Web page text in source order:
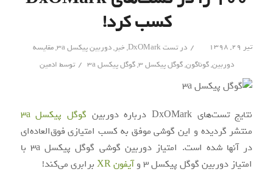
کسب کرد!
تیر ۲۹, ۱۳۹۸ / درتست DxOMark ,خبر,دوربین پیکسل 3a ,مقایسه
دوربین,گوناگون,گوگل پیکسل 3 ,گوگل پیکسل 3a / توسط ادمین
نتایج تست‌های DxOMark درباره دوربین
گوگل پیکسل 3a
منتشر گردیده و این گوشی موفق به کسب امتیازی فوق‌العاده‌ای
در آنها شده است. امتیاز دوربین گوشی گوگل پیکسل 3a با
امتیاز دوربین گوگل پیکسل 3 و
آیفون XR
برابری می‌کند!